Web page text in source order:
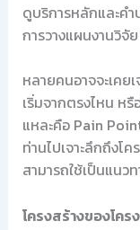
ดูบริการหลักและค
การวางแผนงานวิ
หลายคนอาจจะเคย
เริ่มจากตรงไหน หรื
แหละคือ Pain
ท่านไปเจาะลึกถึง
สามารถใช้เป็นแนว
โครงสร้างของโคร